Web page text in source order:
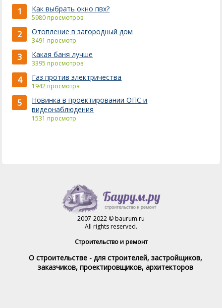
1 Как выбрать окно пвх?
5980 просмотров
2 Отопление в загородный дом
3491 просмотр
3 Какая баня лучше
3395 просмотров
4 Газ против электричества
1942 просмотра
5
Новинка в проектировании ОПС и
видеонаблюдения
1531 просмотр
2007-2022 © baurum.ru
All rights reserved.
Строительство и ремонт
О строительстве - для строителей, застройщиков,
заказчиков, проектировщиков, архитекторов